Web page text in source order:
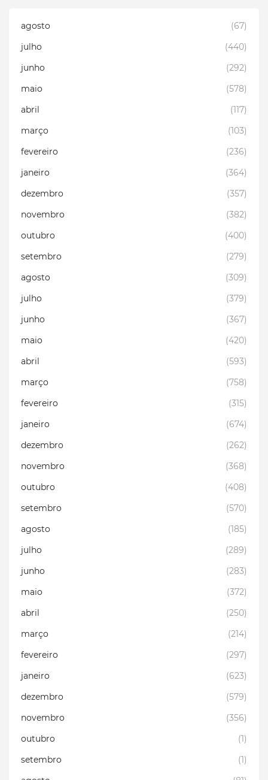
agosto
(67)
julho
(440)
junho
(292)
maio
(578)
abril
(117)
março
(103)
fevereiro
(236)
janeiro
(364)
dezembro
(357)
novembro
(382)
outubro
(400)
setembro
(279)
agosto
(309)
julho
(379)
junho
(367)
maio
(420)
abril
(593)
março
(758)
fevereiro
(315)
janeiro
(674)
dezembro
(262)
novembro
(368)
outubro
(408)
setembro
(570)
agosto
(185)
julho
(289)
junho
(283)
maio
(372)
abril
(250)
março
(214)
fevereiro
(297)
janeiro
(623)
dezembro
(579)
novembro
(356)
outubro
(1)
setembro
(1)